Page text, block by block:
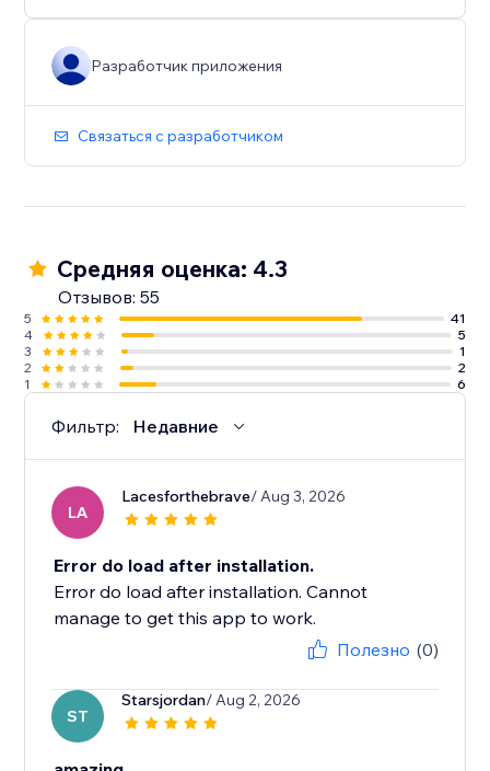
Разработчик приложения
Связаться с разработчиком
Средняя оценка: 4.3
Отзывов: 55
5
41
4
5
3
1
2
2
1
6
Фильтр: Недавние
LA
Lacesforthebrave/ Aug 3, 2026
Error do load after installation.
Error do load after installation. Cannot
manage to get this app to work.
Полезно (0)
ST
Starsjordan/ Aug 2, 2026